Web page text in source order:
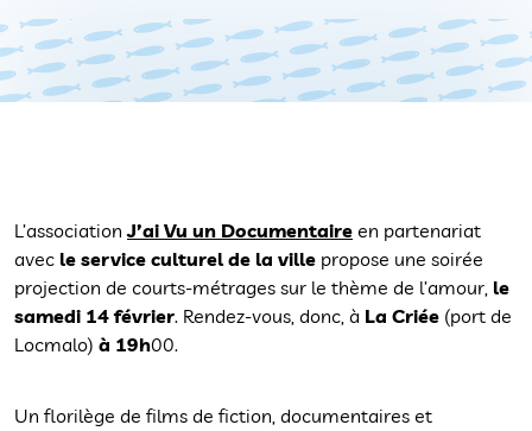
L’associationJ’ai Vu un Documentaire en partenariat
avec le service culturel de la ville propose une soirée
projection de courts-métrages sur le thème de l’amour, le
samedi 14 février. Rendez-vous, donc, à La Criée (port de
Locmalo) à 19h00.
Un florilège de films de fiction, documentaires et